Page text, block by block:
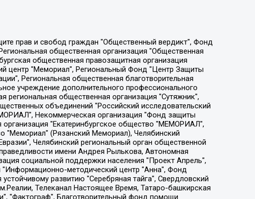
ответственностью "Нобелевский призыв", Гималова Регина Эмилевна, Григорьев Андрей Валерьевич, Григорьева Алина Александровна, Ассоциация по содействию защите прав призывников, альтернативнослужащих и военнослужащих "Правозащитная группа "Гражданин.Армия.Право", Хисамова Регина Фаритовна, Автономная некоммерческая организация по реализации социально-правовых программ "Лилит", Дальневосточное общественное движение "Маяк", Санкт-Петербургская ЛГБТ-инициативная группа "Выход", Инициативная группа ЛГБТ+ "Реверс", Алексеев Андрей Викторович, Бекбулатова Таисия Львовна, Беляев Иван Михайлович, Владыкина Елена Сергеевна, Гельман Марат Александрович, Никульшина Вероника Юрьевна, Толоконникова Надежда Андреевна, Шендерович Виктор Анатольевич, Общество с ограниченной ответственностью "Данное сообщение", Общество с ограниченной ответственностью Издательский дом "Новая глава", Айнбиндер Александра Александровна, Московский комьюнити-центр для ЛГБТ+инициатив, Благотворительный фонд развития филантропии, Deutsche Welle (Германия, Kurt-Schumacher-Strasse 3, 53113 Bonn), Борзунова Мария Михайловна, Воробьев Виктор Викторович, Голубева Анна Львовна, Константинова Алла Михайловна, Малкова Ирина Владимировна, Мурадов Мурад Абдулгалимович, Осетинская Елизавета Николаевна, Понасенков Евгений Николаевич, Ганапольский Матвей Юрьевич, Киселев Евгений Алексеевич, Борухович Ирина Григорьевна, Дремин Иван Тимофеевич, Дубровский Дмитрий Викторович, Красноярская региональная общественная организация поддержки и развития альтернативных образовательных технологий и межкультурных коммуникаций "ИНТЕРРА", Маяковская Екатерина Алексеевна, Фейгин Марк Захарович, Филимонов Андрей Викторович, Дзугкоева Регина Николаевна, Доброхотов Роман Александрович, Дудь Юрий Александрович, Елкин Сергей Владимирович, Кругликов Кирилл Игоревич, Сабунаева Мария Леонидовна, Семенов Алексей Владимирович, Шаинян Карен Багратович, Шульман Екатерина Михайловна, Асафьев Артур Валерьевич, Вахштайн Виктор Семенович, Венедиктов Алексей Алексеевич, Лушникова Екатерина Евгеньевна, Волков Леонид Михайлович, Невзоров Александр Глебович, Пархоменко Сергей Борисович, Сироткин Ярослав Николаевич, Кара-Мурза Владимир Владимирович, Баранова Наталья Владимировна, Гозман Леонид Яковлевич, Кагарлицкий Борис Юльевич, Климарев Михаил Валерьевич, Милов Владимир Станиславович, Автономная некоммерческая организация Краснодарский центр современного искусства "Типография", Моргенштерн Алишер Тагирович, Соболь Любовь Эдуардовна, Общество с ограниченной ответственностью "ЛИЗА НОРМ", Каспаров Гарри Кимович, Ходорковский Михаил Борисович, Общество с ограниченной ответственностью "Апрельские тезисы", Данилович Ирина Брониславовна, Кашин Олег Владимирович, Петров Николай Владимирович, Пивоваров Алексей Владимирович, Соколов Михаил Владимирович, Цветкова Юлия Владимировна, Чичваркин Евгений Александрович, Комитет против пыток/Команда против пыток, Общество с ограниченной ответственностью "Первый научный", Общество с ограниченной ответственностью "Вертолет и ко", Белоцерковская Вероника Борисовна, Кац Максим Евгеньевич, Лазарева Татьяна Юрьевна, Шаведдинов Руслан Табризович, Яшин Илья Валерьевич, Общество с ограниченной ответственностью "Иноагент ААВ", Алешковский Дмитрий Петрович, Альбац Евгения Марковна, Быков Дмитрий Львович, Галямина Юлия Евгеньевна, Лойко Сергей Леонидович, Мартынов Кирилл Константинович, Медведев Сергей Александрович, Крашенинников Федор Геннадиевич, Гордеева Катерина Вл